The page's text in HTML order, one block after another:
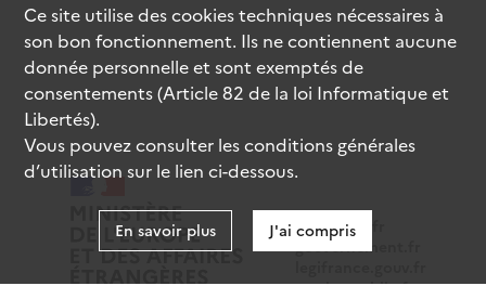
data.gouv.fr
gouvernement.fr
service-public.fr
Ce site utilise descookiestechniques nécessaires à
son bon fonctionnement. Ils ne contiennent aucune
donnée personnelle et sont exemptés de
consentements (Article 82 de la loi Informatique et
Libertés).
Vous pouvez consulter les conditions générales
d’utilisation sur le lien ci-dessous.
En savoir plus J'ai compris